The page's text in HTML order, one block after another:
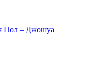
Пол – Джошуа